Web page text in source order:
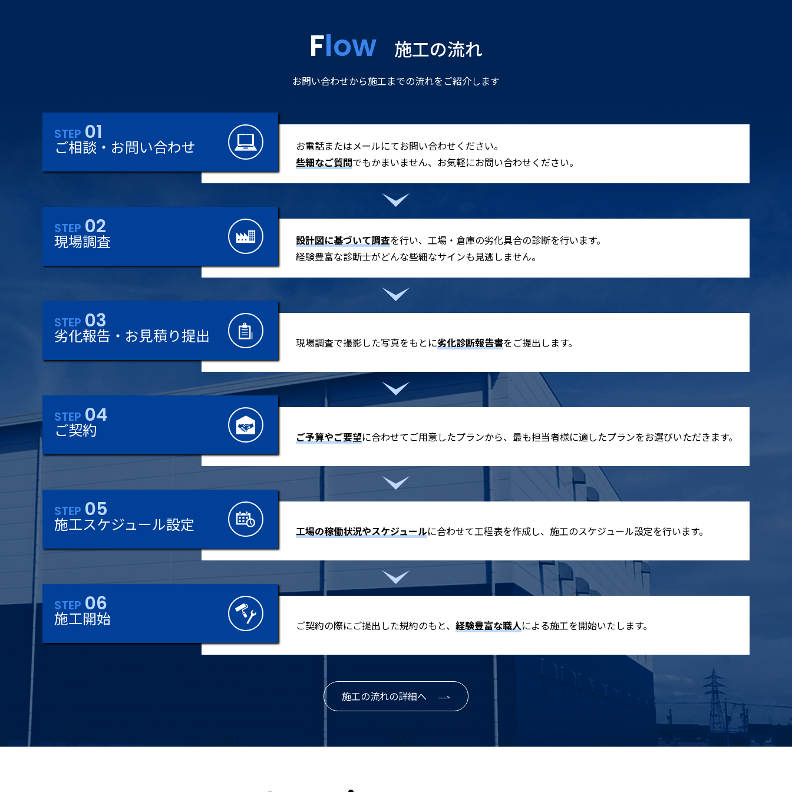
Flow 施工の流れ
お問い合わせから施工までの流れをご紹介します
STEP 01
ご相談・お問い合わせ
お電話またはメールにてお問い合わせください。
些細なご質問でもかまいません、お気軽にお問い合わせください。
STEP 02
現場調査 設計図に基づいて調査を行い、工場・倉庫の劣化具合の診断を行います。
経験豊富な診断士がどんな些細なサインも見逃しません。
STEP 03
劣化報告・お見積り提出 現場調査で撮影した写真をもとに劣化診断報告書をご提出します。
STEP 04
ご契約 ご予算やご要望に合わせてご用意したプランから、最も担当者様に適したプランをお選びいただきます。
STEP 05
施工スケジュール設定 工場の稼働状況やスケジュールに合わせて工程表を作成し、施工のスケジュール設定を行います。
STEP 06
施工開始 ご契約の際にご提出した規約のもと、 経験豊富な職人による施工を開始いたします。
施工の流れの詳細へ